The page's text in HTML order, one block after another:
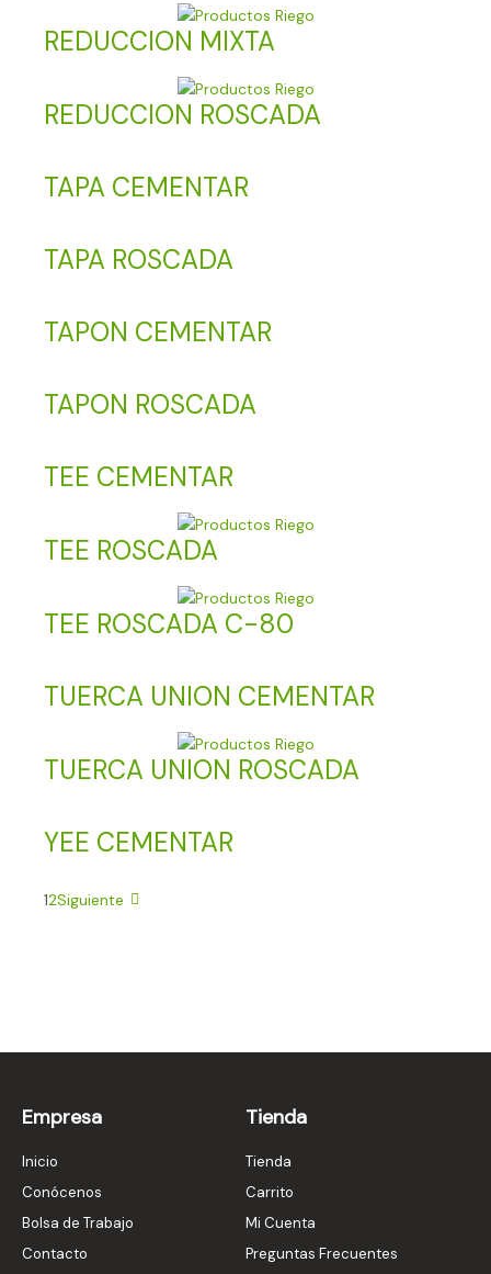
REDUCCION MIXTA
REDUCCION ROSCADA
TAPA CEMENTAR
TAPA ROSCADA
TAPON CEMENTAR
TAPON ROSCADA
TEE CEMENTAR
TEE ROSCADA
TEE ROSCADA C-80
TUERCA UNION CEMENTAR
TUERCA UNION ROSCADA
YEE CEMENTAR
12Siguiente
Empresa
Inicio
Conócenos
Bolsa de Trabajo
Contacto
Tienda
Tienda
Carrito
Mi Cuenta
Preguntas Frecuentes